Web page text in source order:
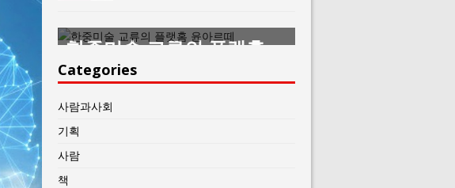
한중미술 교류의 플랫홈
윤아르떼
Categories
사람과사회
기획
사람
책